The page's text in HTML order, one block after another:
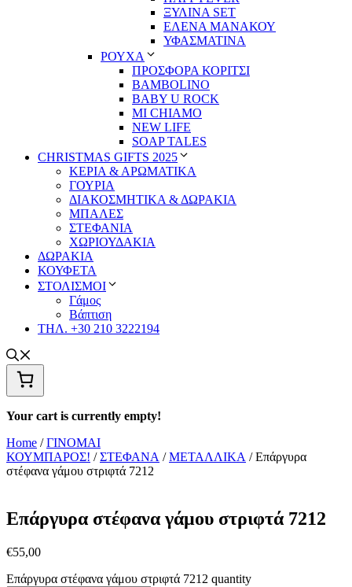
ΞΥΛΙΝΑ SET
ΕΛΕΝΑ ΜΑΝΑΚΟΥ
ΥΦΑΣΜΑΤΙΝΑ
ΡΟΥΧΑ
ΠΡΟΣΦΟΡΑ ΚΟΡΙΤΣΙ
BAMBOLINO
BABY U ROCK
MI CHIAMO
NEW LIFE
SOAP TALES
CHRISTMAS GIFTS 2025
ΚΕΡΙΑ & ΑΡΩΜΑΤΙΚΑ
ΓΟΥΡΙΑ
ΔΙΑΚΟΣΜΗΤΙΚΑ & ΔΩΡΑΚΙΑ
ΜΠΑΛΕΣ
ΣΤΕΦΑΝΙΑ
ΧΩΡΙΟΥΔΑΚΙΑ
ΔΩΡΑΚΙΑ
ΚΟΥΦΕΤΑ
ΣΤΟΛΙΣΜΟΙ
Γάμος
Βάπτιση
ΤΗΛ. +30 210 3222194
Your cart is currently empty!
Home /ΓΙΝΟΜΑΙ
ΚΟΥΜΠΑΡΟΣ! /ΣΤΕΦΑΝΑ /ΜΕΤΑΛΛΙΚΑ / Επάργυρα
στέφανα γάμου στριφτά 7212
Επάργυρα στέφανα γάμου στριφτά 7212
€55,00
Επάργυρα στέφανα γάμου στριφτά 7212 quantity